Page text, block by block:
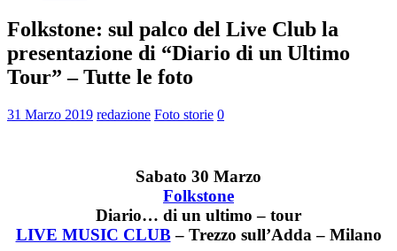
Folkstone: sul palco del Live Club la
presentazione di “Diario di un Ultimo
Tour” – Tutte le foto
31 Marzo 2019 redazione Foto storie 0
Sabato 30 Marzo
Folkstone
Diario… di un ultimo – tour
LIVE MUSIC CLUB– Trezzo sull’Adda – Milano